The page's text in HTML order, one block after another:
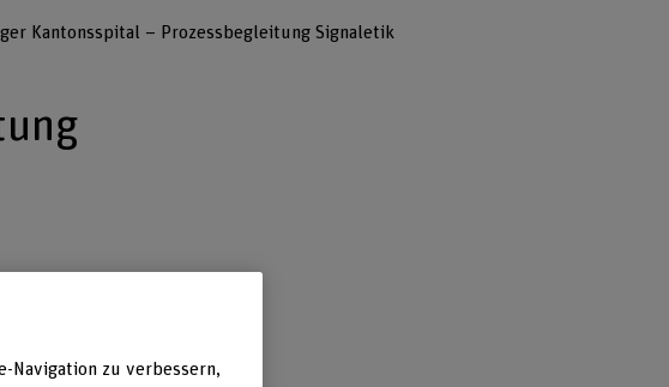
Kantonsspital – Prozessbegleitung Signaletik
Navigation zu verbessern,